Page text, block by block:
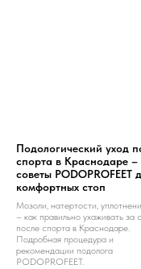
Подологический уход
спорта в Краснодаре –
советы PODOPROFEET
комфортных стоп
Мозоли, натертости,
– как правильно ухаживать за
после спорта в Краснодаре.
Подробная процедура и
рекомендации подолога
PODOPROFEET.